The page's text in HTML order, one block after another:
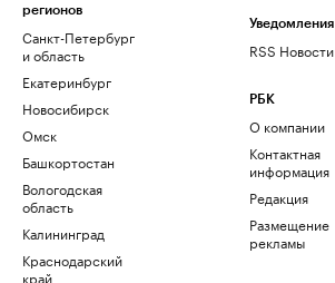
регионов
Санкт-Петербург
и область
Екатеринбург
Новосибирск
Омск
Башкортостан
Вологодская
область
Калининград
Краснодарский
край
Уведомления
RSS Новости
РБК
О компании
Контактная
информация
Редакция
Размещение
рекламы